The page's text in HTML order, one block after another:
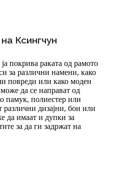
Ксингчун
покрива раката од рамото
за различни намени, како
повреди или како моден
да се направат од
памук, полиестер или
дизајни, бои или
да имаат и дупки за
за да ги задржат на